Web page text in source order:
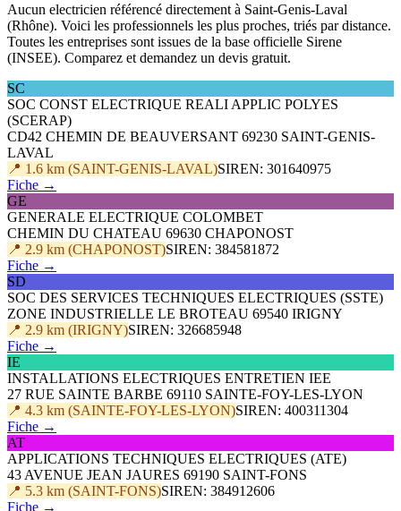
Aucun electricien référencé directement à Saint-Genis-Laval
(Rhône). Voici les professionnels les plus proches, triés par distance.
Toutes les entreprises sont issues de la base officielle Sirene
(INSEE). Comparez et demandez un devis gratuit.
SC
SOC CONST ELECTRIQUE REALI APPLIC POLYES
(SCERAP)
CD42 CHEMIN DE BEAUVERSANT 69230 SAINT-GENIS-
LAVAL
📍 1.6 km (SAINT-GENIS-LAVAL)SIREN: 301640975
Fiche →
GE
GENERALE ELECTRIQUE COLOMBET
CHEMIN DU CHATEAU 69630 CHAPONOST
📍 2.9 km (CHAPONOST)SIREN: 384581872
Fiche →
SD
SOC DES SERVICES TECHNIQUES ELECTRIQUES (SSTE)
ZONE INDUSTRIELLE LE BROTEAU 69540 IRIGNY
📍 2.9 km (IRIGNY)SIREN: 326685948
Fiche →
IE
INSTALLATIONS ELECTRIQUES ENTRETIEN IEE
27 RUE SAINTE BARBE 69110 SAINTE-FOY-LES-LYON
📍 4.3 km (SAINTE-FOY-LES-LYON)SIREN: 400311304
Fiche →
AT
APPLICATIONS TECHNIQUES ELECTRIQUES (ATE)
43 AVENUE JEAN JAURES 69190 SAINT-FONS
📍 5.3 km (SAINT-FONS)SIREN: 384912606
Fiche →